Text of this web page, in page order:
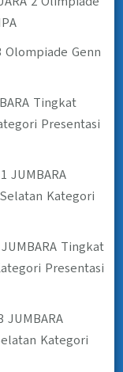
Olompiade Genn
Tingkat
Presentasi
JUMBARA
Kategori
Tingkat
Presentasi
JUMBARA
Kategori